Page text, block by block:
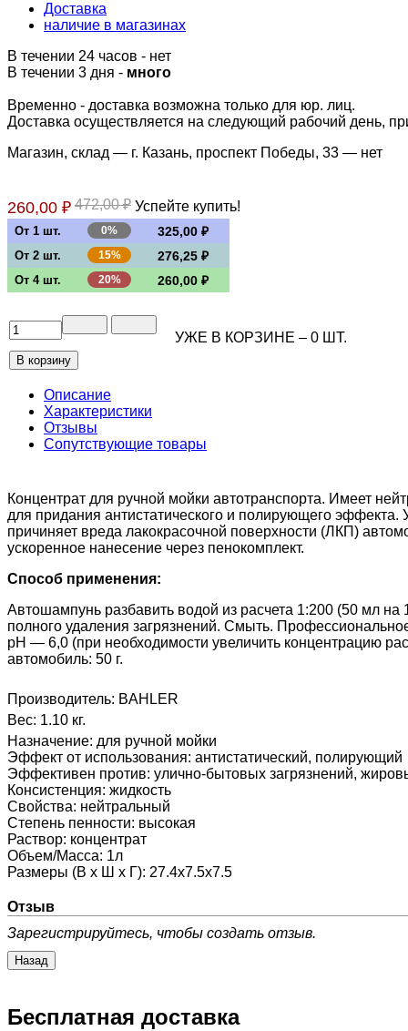
Доставка
наличие в магазинах
В течении 24 часов - нет
В течении 3 дня - много
Временно - доставка возможна только для юр. лиц.
Доставка осуществляется на следующий рабочий день,
Магазин, склад — г. Казань, проспект Победы, 33 — нет
260,00 ₽ 472,00 ₽ Успейте купить!
От 1 шт. 0% 325,00 ₽
От 2 шт. 15% 276,25 ₽
От 4 шт. 20% 260,00 ₽
УЖЕ В КОРЗИНЕ – 0 ШТ.
Описание
Характеристики
Отзывы
Сопутствующие товары
Концентрат для ручной мойки автотранспорта. Имеет
для придания антистатического и полирующего
причиняет вреда лакокрасочной поверхности (ЛКП)
ускоренное нанесение через пенокомплект.
Способ применения:
Автошампунь разбавить водой из расчета 1:200 (50 мл
полного удаления загрязнений. Смыть.
pH — 6,0 (при необходимости увеличить концентрацию
автомобиль: 50 г.
Производитель: BAHLER
Вес: 1.10 кг.
Назначение: для ручной мойки
Эффект от использования: антистатический, полирующий
Эффективен против: улично-бытовых загрязнений,
Консистенция: жидкость
Свойства: нейтральный
Степень пенности: высокая
Раствор: концентрат
Объем/Масса: 1л
Размеры (В х Ш х Г): 27.4х7.5х7.5
Отзыв
Зарегистрируйтесь, чтобы создать отзыв.
Бесплатная доставка